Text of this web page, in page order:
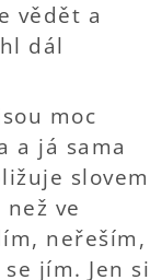
vědět a
dál
moc
a já sama
slovem
ve
neřeším,
jím. Jen si